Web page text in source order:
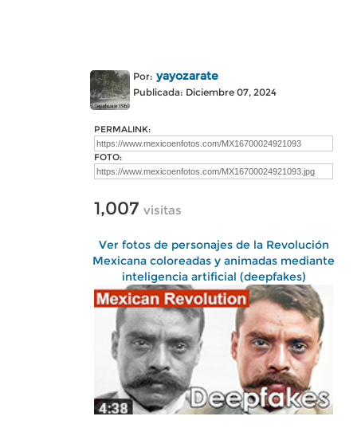
Por: yayozarate
Publicada: Diciembre 07, 2024
PERMALINK:
FOTO:
1,007 visitas
Ver fotos de personajes de la Revolución
Mexicana coloreadas y animadas mediante
inteligencia artificial (deepfakes)